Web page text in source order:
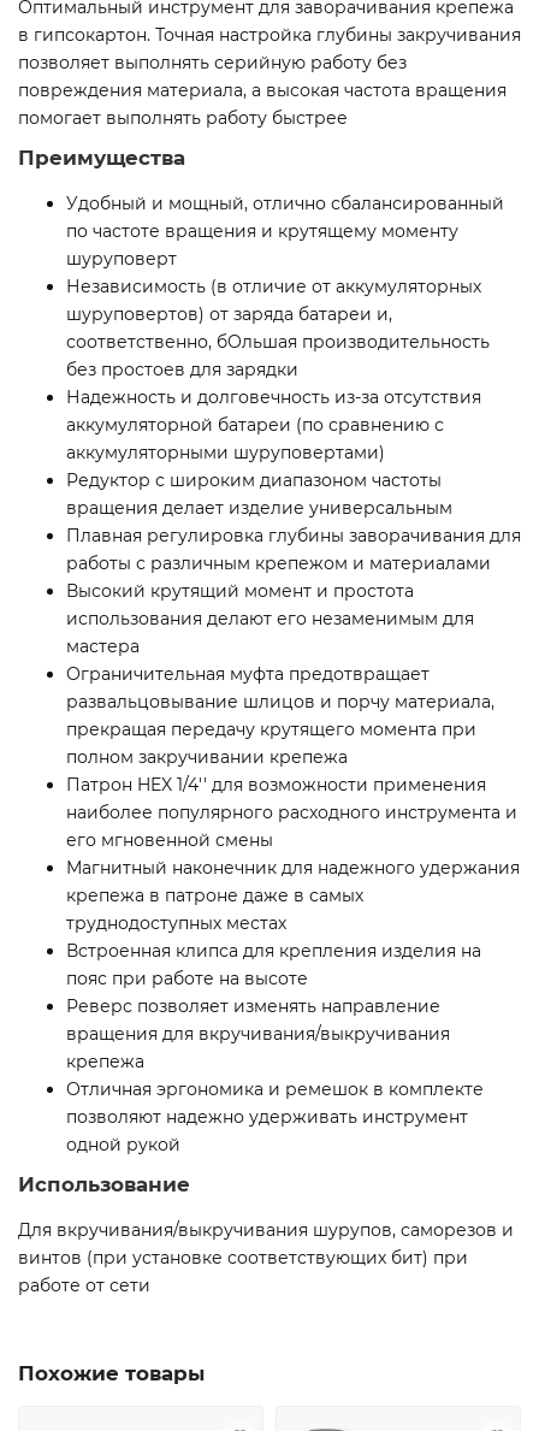
Оптимальный инструмент для заворачивания крепежа
в гипсокартон. Точная настройка глубины закручивания
позволяет выполнять серийную работу без
повреждения материала, а высокая частота вращения
помогает выполнять работу быстрее
Преимущества
Удобный и мощный, отлично сбалансированный
по частоте вращения и крутящему моменту
шуруповерт
Независимость (в отличие от аккумуляторных
шуруповертов) от заряда батареи и,
соответственно, бОльшая производительность
без простоев для зарядки
Надежность и долговечность из-за отсутствия
аккумуляторной батареи (по сравнению с
аккумуляторными шуруповертами)
Редуктор с широким диапазоном частоты
вращения делает изделие универсальным
Плавная регулировка глубины заворачивания для
работы с различным крепежом и материалами
Высокий крутящий момент и простота
использования делают его незаменимым для
мастера
Ограничительная муфта предотвращает
развальцовывание шлицов и порчу материала,
прекращая передачу крутящего момента при
полном закручивании крепежа
Патрон HEX 1/4'' для возможности применения
наиболее популярного расходного инструмента и
его мгновенной смены
Магнитный наконечник для надежного удержания
крепежа в патроне даже в самых
труднодоступных местах
Встроенная клипса для крепления изделия на
пояс при работе на высоте
Реверс позволяет изменять направление
вращения для вкручивания/выкручивания
крепежа
Отличная эргономика и ремешок в комплекте
позволяют надежно удерживать инструмент
одной рукой
Использование
Для вкручивания/выкручивания шурупов, саморезов и
винтов (при установке соответствующих бит) при
работе от сети
Похожие товары